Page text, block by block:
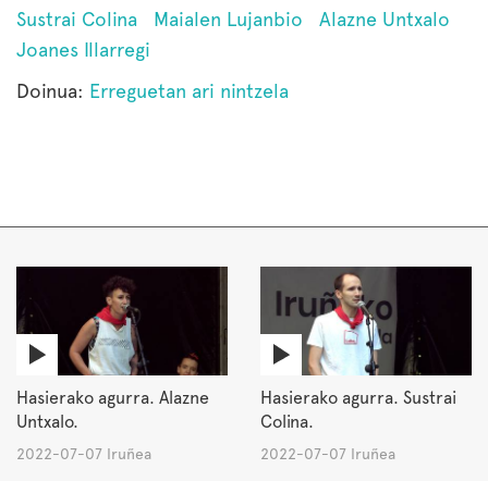
Sustrai Colina Maialen Lujanbio
Alazne Untxalo
Joanes Illarregi
Doinua: Erreguetan ari nintzela
Hasierako agurra. Alazne
Untxalo.
2022-07-07 Iruñea
Hasierako agurra. Sustrai
Colina.
2022-07-07 Iruñea